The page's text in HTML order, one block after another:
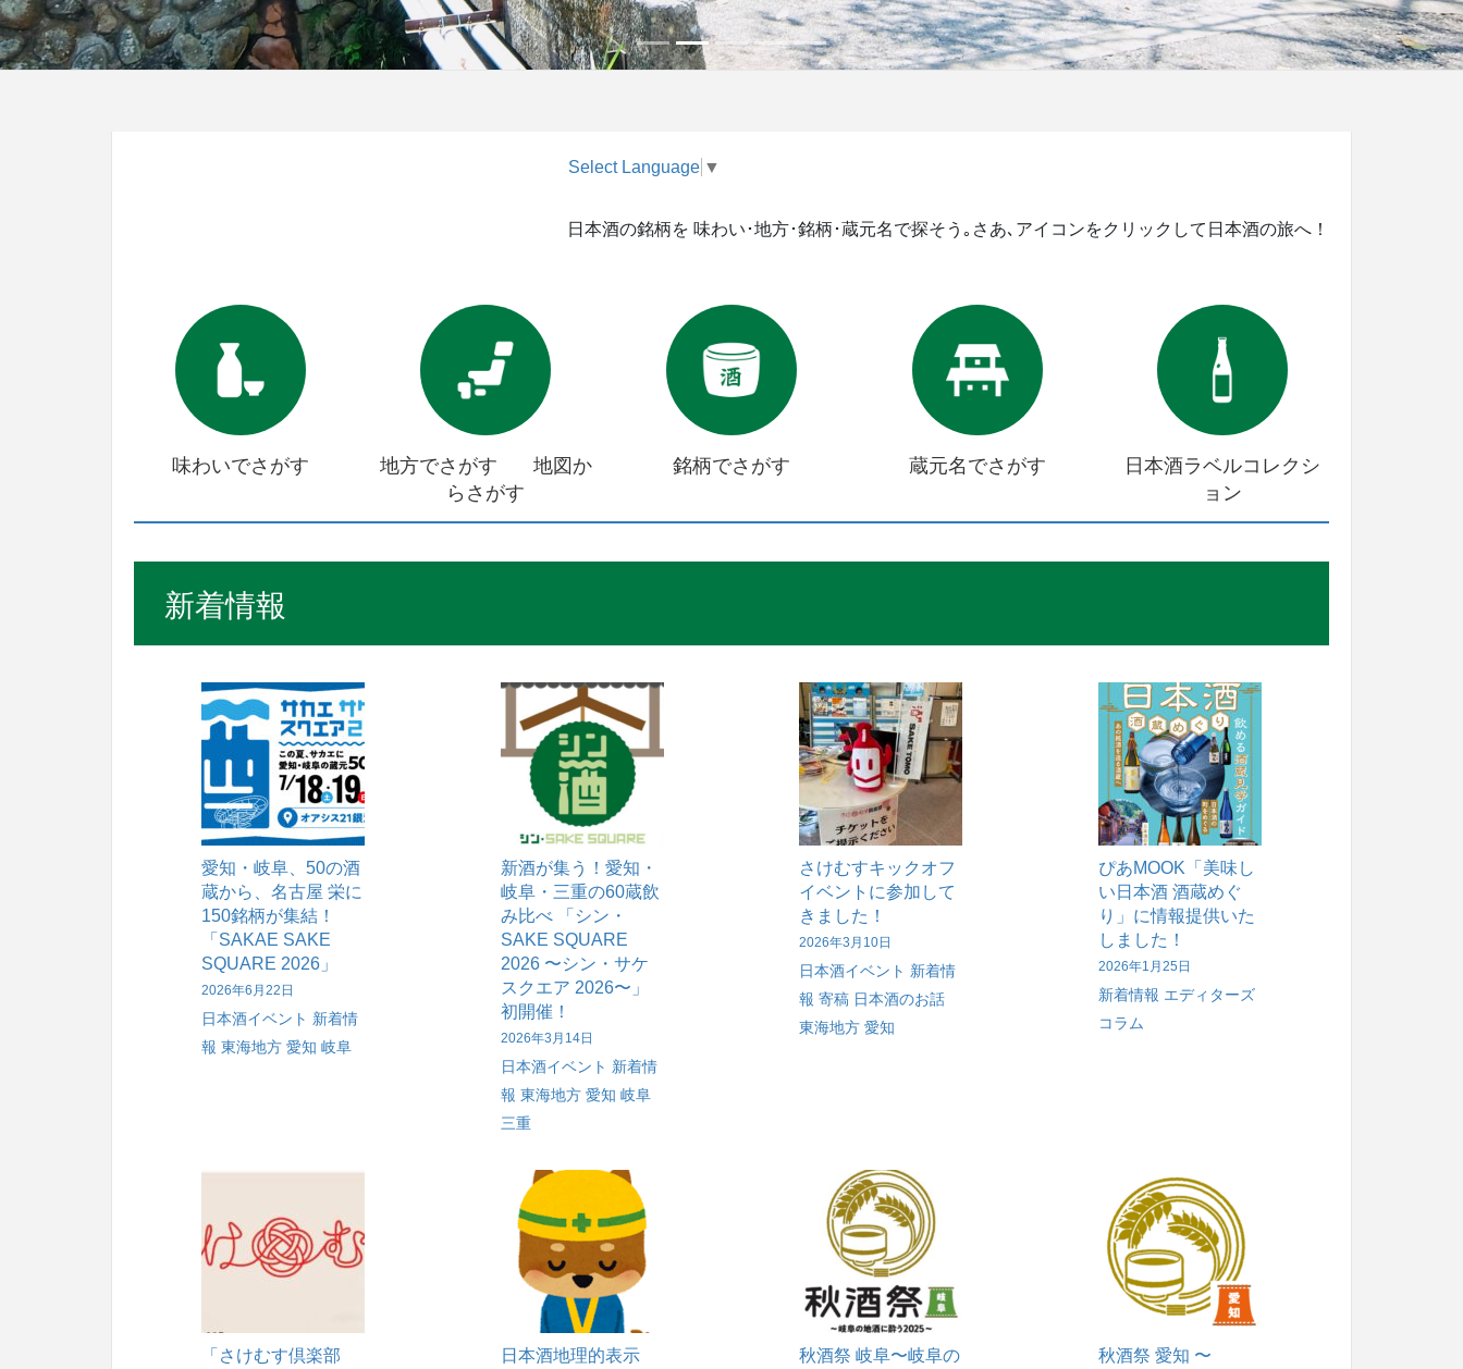
Select Language ▼
日本酒の銘柄を 味わい･地方･銘柄･蔵元名で探そう｡さあ､アイコンをクリックして日本酒の旅へ！
味わいでさがす
地方でさがす 地図か
らさがす
銘柄でさがす 蔵元名でさがす
日本酒ラベルコレクシ
ョン
新着情報
愛知・岐阜、50の酒
蔵から、名古屋 栄に
150銘柄が集結！
「SAKAE SAKE
SQUARE 2026」
2026年6月22日
日本酒イベント 新着情
報 東海地方 愛知 岐阜
新酒が集う！愛知・
岐阜・三重の60蔵飲
み比べ 「シン・
SAKE SQUARE
2026 〜シン・サケ
スクエア 2026〜」
初開催！
2026年3月14日
日本酒イベント 新着情
報 東海地方 愛知 岐阜
三重
さけむすキックオフ
イベントに参加して
きました！
2026年3月10日
日本酒イベント 新着情
報 寄稿 日本酒のお話
東海地方 愛知
ぴあMOOK「美味し
い日本酒 酒蔵めぐ
り」に情報提供いた
しました！
2026年1月25日
新着情報 エディターズ
コラム
「さけむす倶楽部
日本酒地理的表示
秋酒祭 岐阜〜岐阜の
秋酒祭 愛知 〜